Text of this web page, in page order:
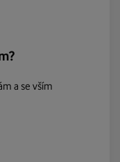
a se vším